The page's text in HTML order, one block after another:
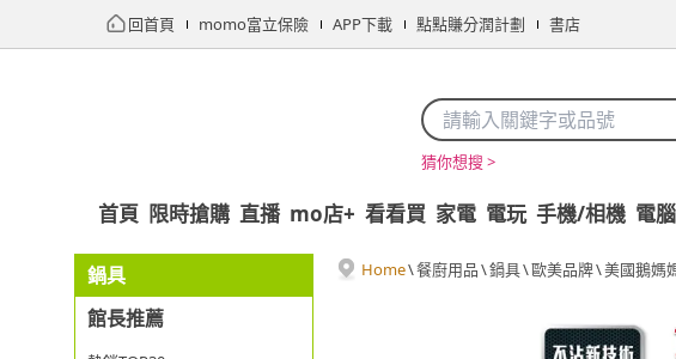
回首頁 momo富立保險 APP下載 點點賺分潤計劃 書店
猜你想搜 >
首頁 限時搶購 直播 mo店+ 看看買 家電 電玩 手機/相機 電
鍋具
館長推薦
Home\餐廚用品\鍋具\歐美品牌\美國鵝媽